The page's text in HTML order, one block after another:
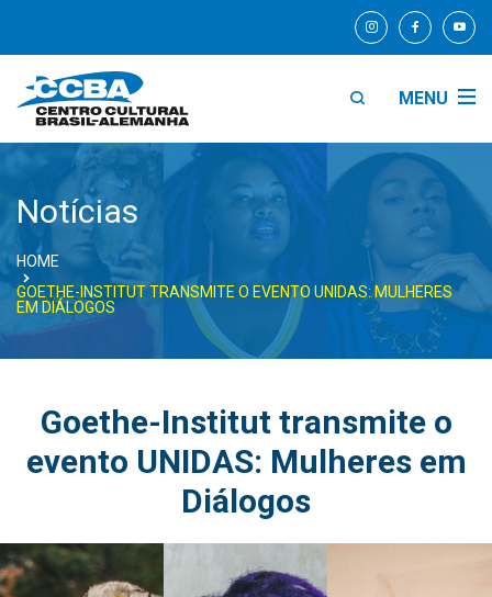
MENU
Notícias
HOME
GOETHE-INSTITUT TRANSMITE O EVENTO UNIDAS: MULHERES
EM DIÁLOGOS
Goethe-Institut transmite o
evento UNIDAS: Mulheres em
Diálogos